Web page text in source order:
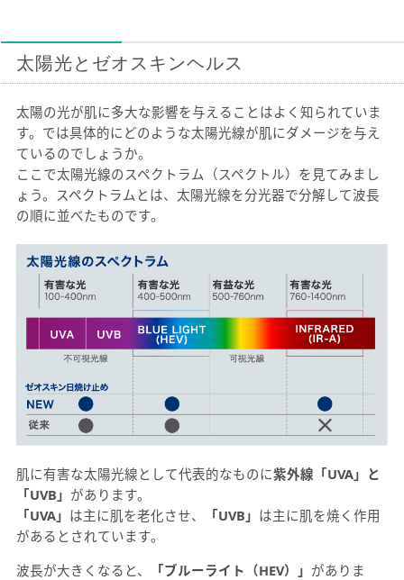
太陽光とゼオスキンヘルス
太陽の光が肌に多大な影響を与えることはよく知られていま
す。では具体的にどのような太陽光線が肌にダメージを与え
ているのでしょうか。
ここで太陽光線のスペクトラム（スペクトル）を見てみまし
ょう。スペクトラムとは、太陽光線を分光器で分解して波長
の順に並べたものです。
肌に有害な太陽光線として代表的なものに紫外線「UVA」と
「UVB」 があります。
「UVA」 は主に肌を老化させ、 「UVB」 は主に肌を焼く作用
があるとされています。
波長が大きくなると、
「ブルーライト（HEV）」 がありま